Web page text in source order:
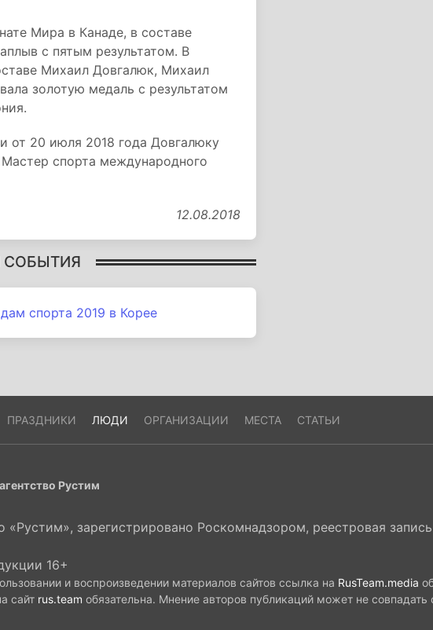
Мира в Канаде, в составе
с пятым результатом. В
Михаил Довгалюк, Михаил
золотую медаль с результатом
от 20 июля 2018 года Довгалюку
спорта международного
12.08.2018
СОБЫТИЯ
спорта 2019 в Корее
ПРАЗДНИКИ ЛЮДИ ОРГАНИЗАЦИИ МЕСТА СТАТЬИ
Рустим
«Рустим», зарегистрировано Роскомнадзором, реестровая
16+
и воспроизведении материалов сайтов ссылка на RusTeam.media
сайт rus.team обязательна. Мнение авторов публикаций может не совпадать